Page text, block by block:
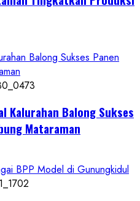
Balong Sukses Panen
Kalurahan Balong Sukses
Mataraman
BPP Model di Gunungkidul